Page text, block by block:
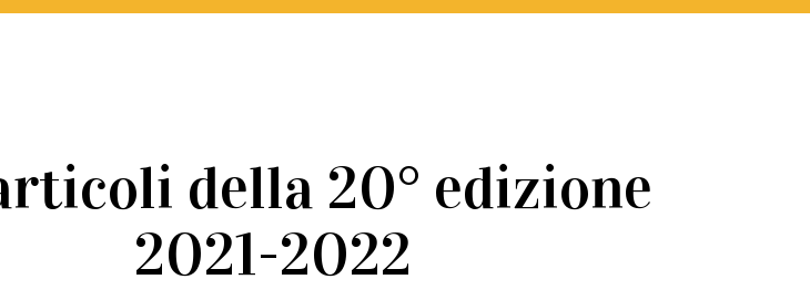
della 20° edizione
2021-2022